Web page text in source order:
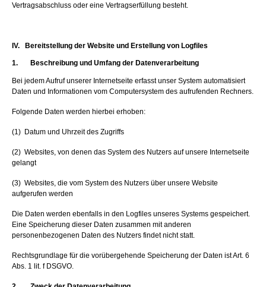
Vertragsabschluss oder eine Vertragserfüllung besteht.
IV. Bereitstellung der Website und Erstellung von Logfiles
1. Beschreibung und Umfang der Datenverarbeitung
Bei jedem Aufruf unserer Internetseite erfasst unser System automatisiert
Daten und Informationen vom Computersystem des aufrufenden Rechners.
Folgende Daten werden hierbei erhoben:
(1) Datum und Uhrzeit des Zugriffs
(2) Websites, von denen das System des Nutzers auf unsere Internetseite
gelangt
(3) Websites, die vom System des Nutzers über unsere Website
aufgerufen werden
Die Daten werden ebenfalls in den Logfiles unseres Systems gespeichert.
Eine Speicherung dieser Daten zusammen mit anderen
personenbezogenen Daten des Nutzers findet nicht statt.
Rechtsgrundlage für die vorübergehende Speicherung der Daten ist Art. 6
Abs. 1 lit. f DSGVO.